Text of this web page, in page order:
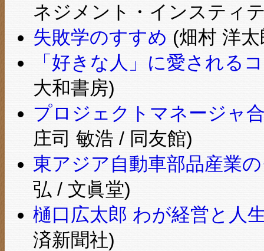
ネジメント・インスティ
失敗学のすすめ (畑村 洋
「好きな人」に愛される
大和書房)
プロジェクトマネージャ
庄司 敏浩 / 同友館)
東アジア自動車部品産業
弘 / 文眞堂)
樋口広太郎 わが経営と人
済新聞社)